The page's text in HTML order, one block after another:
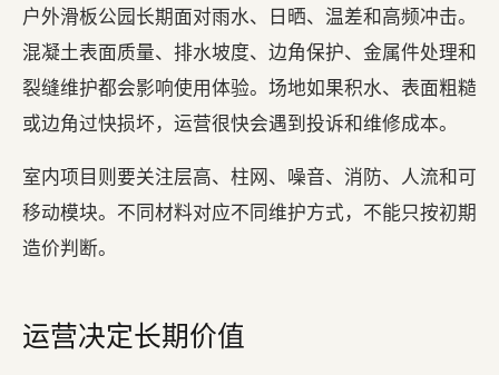
户外滑板公园长期面对雨水、日晒、温差和高频冲击。
混凝土表面质量、排水坡度、边角保护、金属件处理和
裂缝维护都会影响使用体验。场地如果积水、表面粗糙
或边角过快损坏，运营很快会遇到投诉和维修成本。
室内项目则要关注层高、柱网、噪音、消防、人流和可
移动模块。不同材料对应不同维护方式，不能只按初期
造价判断。
运营决定长期价值